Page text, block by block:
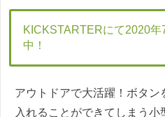
KICKSTARTERにて2020
中！
アウトドアで大活躍！ボタ
入れることができてしまう小